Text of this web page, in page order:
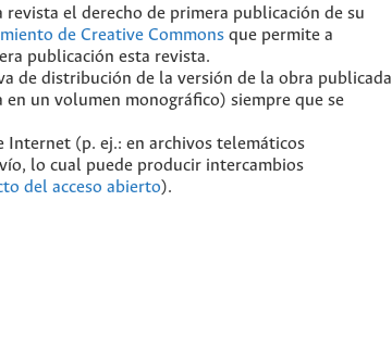
el derecho de primera publicación de su
de Creative Commons que permite a
publicación esta revista.
de distribución de la versión de la obra publicada
un volumen monográfico) siempre que se
Internet (p. ej.: en archivos telemáticos
lo cual puede producir intercambios
del acceso abierto).